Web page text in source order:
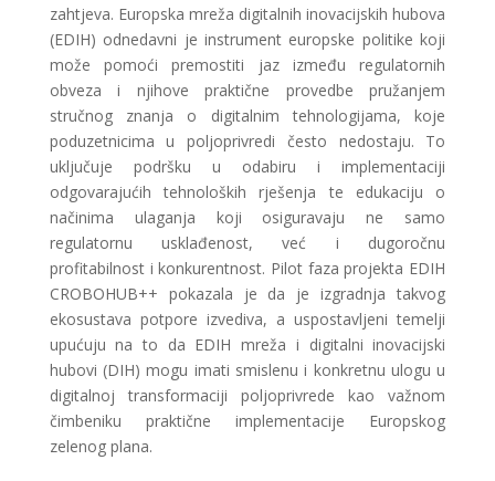
zahtjeva. Europska mreža digitalnih inovacijskih hubova
(EDIH) odnedavni je instrument europske politike koji
može pomoći premostiti jaz između regulatornih
obveza i njihove praktične provedbe pružanjem
stručnog znanja o digitalnim tehnologijama, koje
poduzetnicima u poljoprivredi često nedostaju. To
uključuje podršku u odabiru i implementaciji
odgovarajućih tehnoloških rješenja te edukaciju o
načinima ulaganja koji osiguravaju ne samo
regulatornu usklađenost, već i dugoročnu
profitabilnost i konkurentnost. Pilot faza projekta EDIH
CROBOHUB++ pokazala je da je izgradnja takvog
ekosustava potpore izvediva, a uspostavljeni temelji
upućuju na to da EDIH mreža i digitalni inovacijski
hubovi (DIH) mogu imati smislenu i konkretnu ulogu u
digitalnoj transformaciji poljoprivrede kao važnom
čimbeniku praktične implementacije Europskog
zelenog plana.